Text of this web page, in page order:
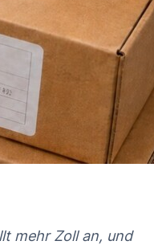
mehr Zoll an, und